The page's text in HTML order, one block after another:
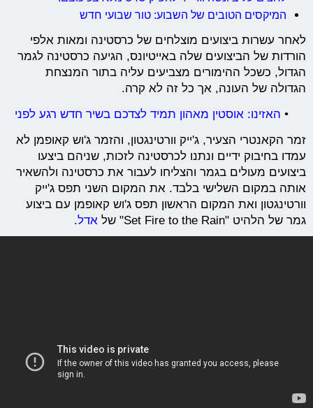
המיקסים הטובים של השבוע: טור שבועי חדש
לאחר עשרות ביצועים מוצלחים של כרסטינה ומאות אלפי
הורדות של הביצועים שלה באייטיונס, הגיעה כרסטינה לגמר
הגדול, כשכל ההימורים מצביעים עליה בתור המנצחת
הגדולה של העונה, אך כל זה לא קרה.
• האזינו: אוסטין מאהון תמיד לצדכם בשיר חדש רגע לפני
זמר הקאנטרי הצעיר, ג'ייק וורטינגטון, והזמר ג'וש קאופמן לא
עמדו בחיבוק ידיים ונתנו לכרסטינה לזכות, שניהם ביצעו
ביצועים מעולים בגמר והצליחו לעבור את כרסטינה ולהשאיר
אותה במקום השלישי בלבד. את המקום השני תפס ג'ייק
וורטינגטון ואת המקום הראשון תפס ג'וש קאופמן עם ביצוע
גמר של הלהיט "Set Fire to the Rain" של
אדל.